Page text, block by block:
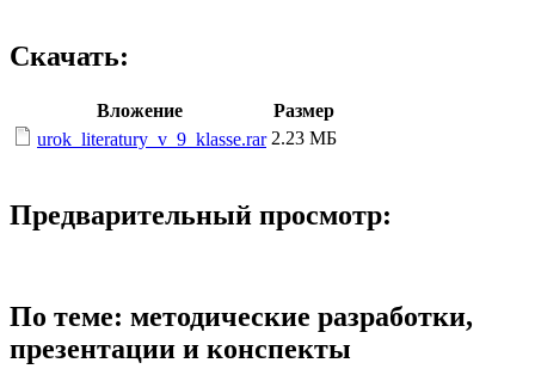
Скачать:
Вложение
Размер
urok_literatury_v_9_klasse.rar 2.23 МБ
Предварительный просмотр:
По теме: методические разработки,
презентации и конспекты